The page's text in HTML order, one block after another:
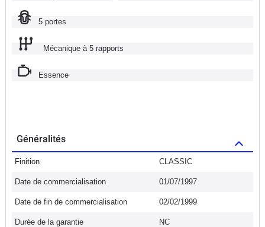
5 portes
Mécanique à 5 rapports
Essence
Généralités
Finition CLASSIC
Date de commercialisation 01/07/1997
Date de fin de commercialisation 02/02/1999
Durée de la garantie NC